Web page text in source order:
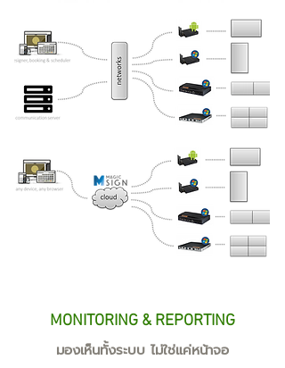
MONITORING & REPORTING
มองเห็นทั้งระบบ ไม่ใช่แค่หน้าจอ